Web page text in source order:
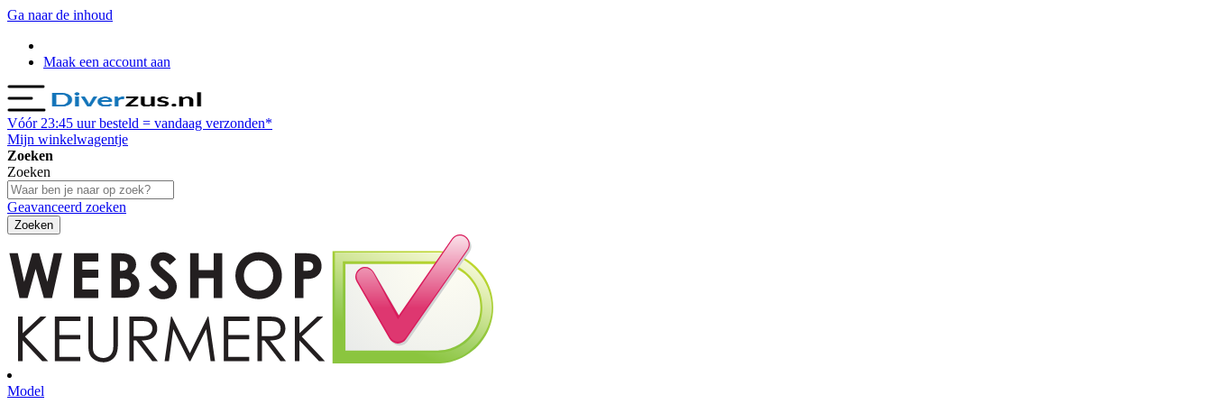
Ga naar de inhoud
Maak een account aan
Vóór 23:45 uur besteld = vandaag verzonden*
Mijn winkelwagentje
Zoeken
Zoeken
Geavanceerd zoeken
Zoeken
Model